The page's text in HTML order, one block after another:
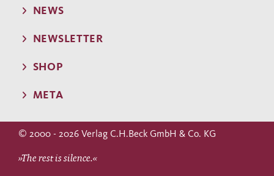
NEWS
NEWSLETTER
SHOP
META
© 2000 - 2026 Verlag C.H.Beck GmbH & Co. KG
»The rest is silence.«